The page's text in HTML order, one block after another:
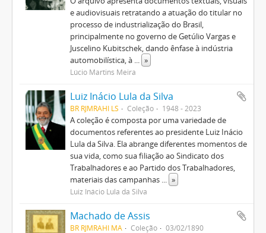
e audiovisuais retratando a atuação do titular no
processo de industrialização do Brasil,
principalmente no governo de Getúlio Vargas e
Juscelino Kubitschek, dando ênfase à indústria
automobilística, à ... »
Lúcio Martins Meira
Luiz Inácio Lula da Silva
BR RJMRAHI LS Coleção 1948 - 2023
A coleção é composta por uma variedade de
documentos referentes ao presidente Luiz Inácio
Lula da Silva. Ela abrange diferentes momentos de
sua vida, como sua filiação ao Sindicato dos
Trabalhadores e ao Partido dos Trabalhadores,
materiais das campanhas ... »
Luiz Inácio Lula da Silva
Machado de Assis
BR RJMRAHI MA Coleção 03/02/1890